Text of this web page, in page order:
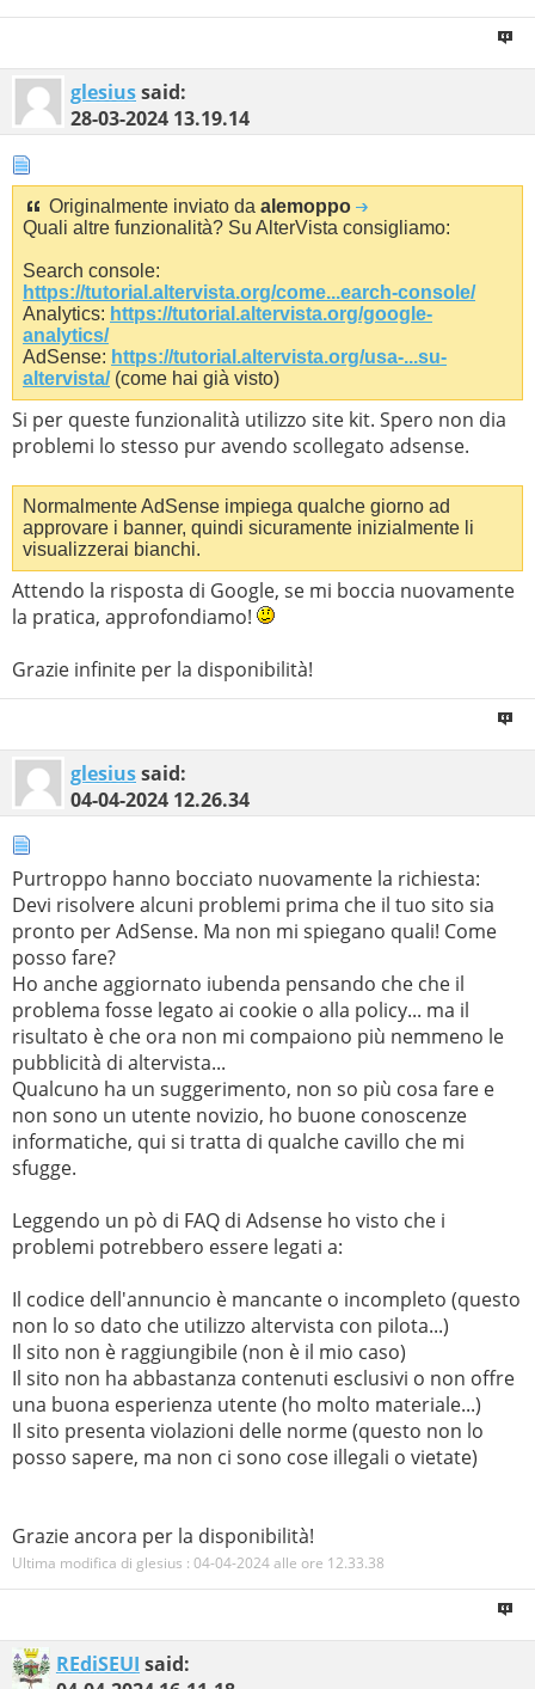
glesiussaid:
28-03-2024 13.19.14
Originalmente inviato da alemoppo
Quali altre funzionalità? Su AlterVista consigliamo:
Search console:
https://tutorial.altervista.org/come...earch-console/
Analytics: https://tutorial.altervista.org/google-
analytics/
AdSense: https://tutorial.altervista.org/usa-...su-
altervista/(come hai già visto)
Si per queste funzionalità utilizzo site kit. Spero non dia
problemi lo stesso pur avendo scollegato adsense.
Normalmente AdSense impiega qualche giorno ad
approvare i banner, quindi sicuramente inizialmente li
visualizzerai bianchi.
Attendo la risposta di Google, se mi boccia nuovamente
la pratica, approfondiamo!
Grazie infinite per la disponibilità!
glesiussaid:
04-04-2024 12.26.34
Purtroppo hanno bocciato nuovamente la richiesta:
Devi risolvere alcuni problemi prima che il tuo sito sia
pronto per AdSense. Ma non mi spiegano quali! Come
posso fare?
Ho anche aggiornato iubenda pensando che che il
problema fosse legato ai cookie o alla policy... ma il
risultato è che ora non mi compaiono più nemmeno le
pubblicità di altervista...
Qualcuno ha un suggerimento, non so più cosa fare e
non sono un utente novizio, ho buone conoscenze
informatiche, qui si tratta di qualche cavillo che mi
sfugge.
Leggendo un pò di FAQ di Adsense ho visto che i
problemi potrebbero essere legati a:
Il codice dell'annuncio è mancante o incompleto (questo
non lo so dato che utilizzo altervista con pilota...)
Il sito non è raggiungibile (non è il mio caso)
Il sito non ha abbastanza contenuti esclusivi o non offre
una buona esperienza utente (ho molto materiale...)
Il sito presenta violazioni delle norme (questo non lo
posso sapere, ma non ci sono cose illegali o vietate)
Grazie ancora per la disponibilità!
Ultima modifica di glesius : 04-04-2024 alle ore 12.33.38
REdiSEUI said: